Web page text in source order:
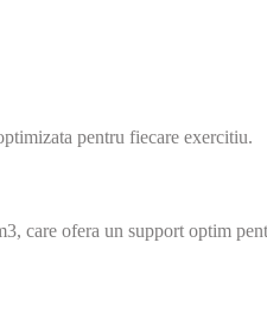
pentru fiecare exercitiu.
care ofera un support optim